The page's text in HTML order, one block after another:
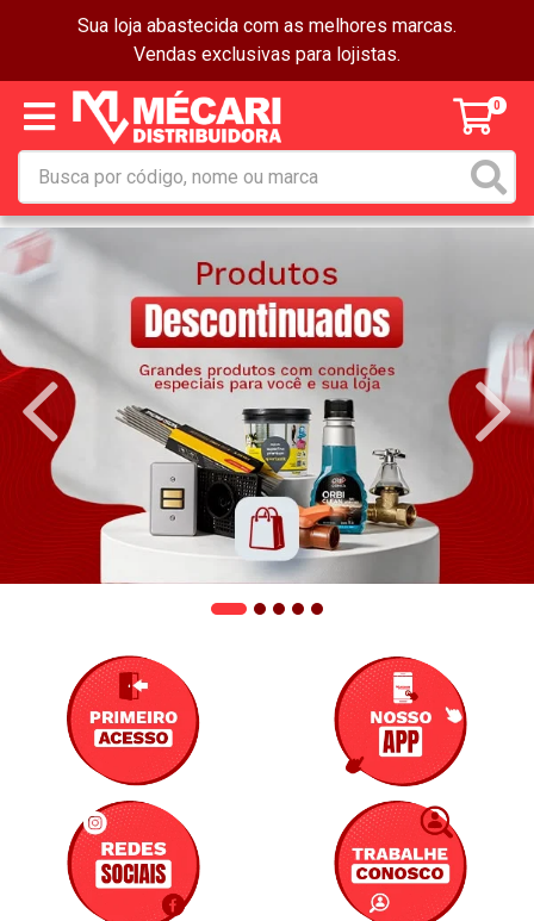
Sua loja abastecida com as melhores marcas.
Vendas exclusivas para lojistas.
0